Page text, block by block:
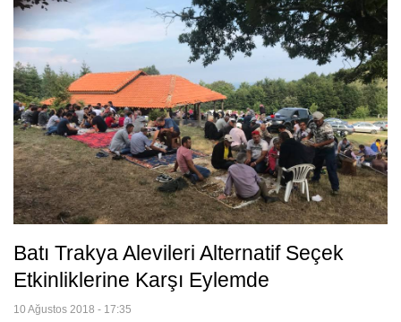
Batı Trakya Alevileri Alternatif Seçek
Etkinliklerine Karşı Eylemde
10 Ağustos 2018 - 17:35